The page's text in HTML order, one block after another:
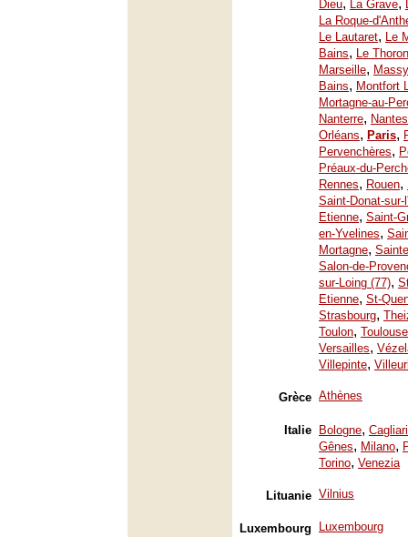
Dieu, La Grave,
La Roque-
Le Lautaret, Le
Bains, Le
Marseille, Massy
Bains, Montfort
Mortagne-au-
Nanterre, Nantes
Orléans, Paris,
Pervenchères,
Préaux-du-
Rennes, Rouen,
Saint-Donat-sur-
Etienne, Saint-
en-Yvelines,
Mortagne,
Salon-de-
sur-Loing (77),
Etienne, St-
Strasbourg,
Toulon, Toulouse
Versailles,
Villepinte,
Grèce Athènes
Italie Bologne, Cagliari
Gênes, Milano,
Torino, Venezia
Lituanie Vilnius
Luxembourg Luxembourg